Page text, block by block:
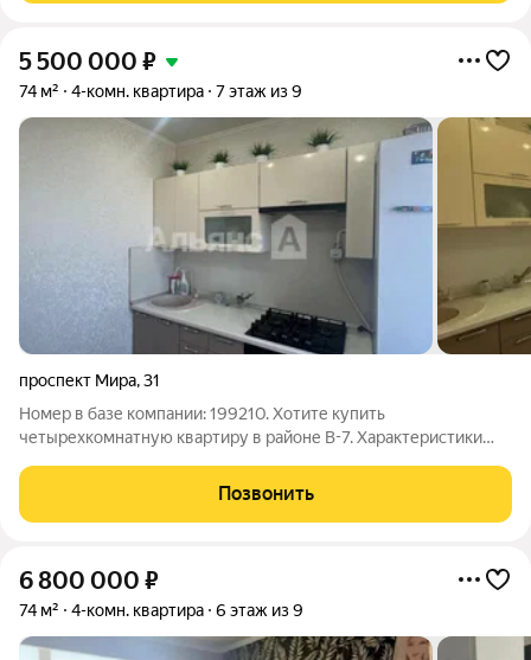
5 500 000 ₽
74 м² 4-комн. квартира 7 этаж из 9
проспект Мира,31
Номер в базе компании: 199210. Хотите купить
четырехкомнатную квартиру в районе В-7. Характеристики
расположен на 7 этаже 9 этажного панельного дома. К
преимуществам предложения относятся: -
Позвонить
6 800 000 ₽
74 м² 4-комн. квартира 6 этаж из 9